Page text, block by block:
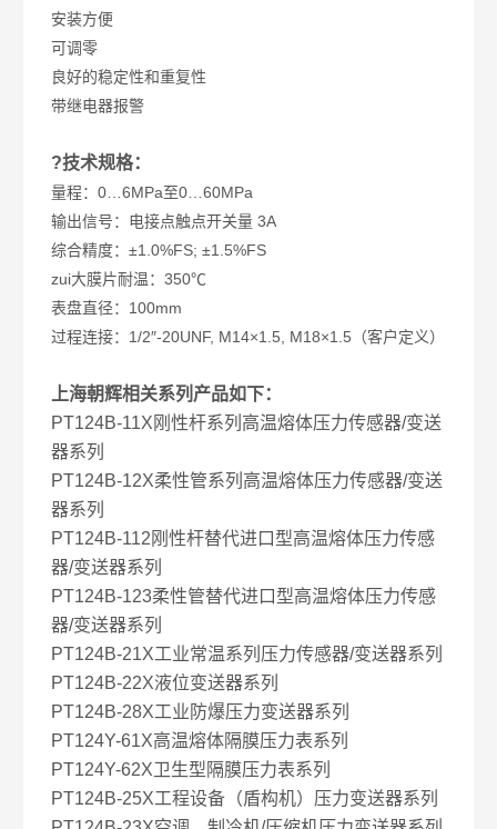
安装方便
可调零
良好的稳定性和重复性
带继电器报警
?技术规格：
量程：0…6MPa至0…60MPa
输出信号：电接点触点开关量 3A
综合精度：±1.0%FS; ±1.5%FS
zui大膜片耐温：350℃
表盘直径：100mm
过程连接：1/2″-20UNF, M14×1.5, M18×1.5（客户定义）
上海朝辉相关系列产品如下：
PT124B-11X刚性杆系列高温熔体压力传感器/变送
器系列
PT124B-12X柔性管系列高温熔体压力传感器/变送
器系列
PT124B-112刚性杆替代进口型高温熔体压力传感
器/变送器系列
PT124B-123柔性管替代进口型高温熔体压力传感
器/变送器系列
PT124B-21X工业常温系列压力传感器/变送器系列
PT124B-22X液位变送器系列
PT124B-28X工业防爆压力变送器系列
PT124Y-61X高温熔体隔膜压力表系列
PT124Y-62X卫生型隔膜压力表系列
PT124B-25X工程设备（盾构机）压力变送器系列